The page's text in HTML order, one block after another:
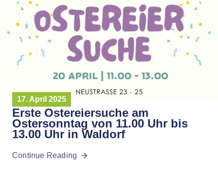
17. April 2025
Erste Ostereiersuche am
Ostersonntag von 11.00 Uhr bis
13.00 Uhr in Waldorf
Continue Reading